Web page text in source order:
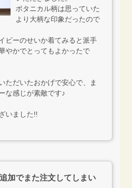
ボタニカル柄は思っていた
より大柄な印象だったので
ビーのせいか着てみると派手
やかでとってもよかったで
ただいたおかげで安心で、ま
な感じが素敵です♪
いました!!
加でまた注文してしまい